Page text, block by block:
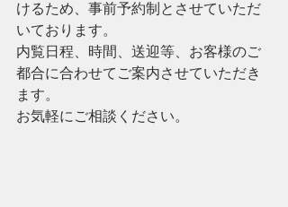
けるため、事前予約制とさせていただ
いております。
内覧日程、時間、送迎等、お客様のご
都合に合わせてご案内させていただき
ます。
お気軽にご相談ください。